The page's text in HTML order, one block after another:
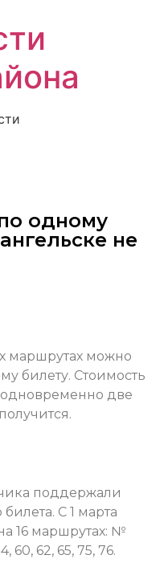
одному
не
маршрутах можно
билету. Стоимость
одновременно две
поддержали
С 1 марта
16 маршрутах: №
60, 62, 65, 75, 76.